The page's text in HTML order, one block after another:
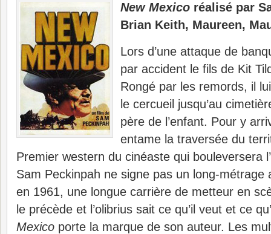
New Mexico réalisé par
Brian Keith, Maureen,
Lors d’une attaque de
par accident le fils de Kit
Rongé par les remords, il
le cercueil jusqu’au
père de l’enfant. Pour y
entame la traversée du
Premier western du cinéaste qui bouleversera
Sam Peckinpah ne signe pas un long-métrage
en 1961, une longue carrière de metteur en
le précède et l’olibrius sait ce qu’il veut et ce
Mexico porte la marque de son auteur. Les